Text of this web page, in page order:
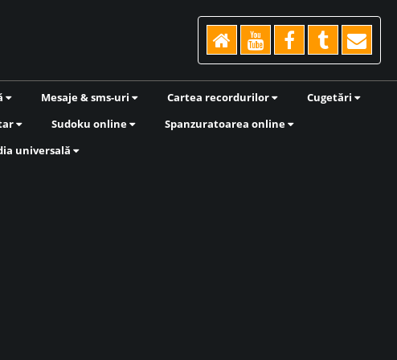
Mesaje & sms-uri Cartea recordurilor
Cugetări
Sudoku online
Spanzuratoarea online
universală